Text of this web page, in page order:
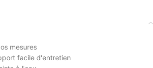
mesures
facile d'entretien